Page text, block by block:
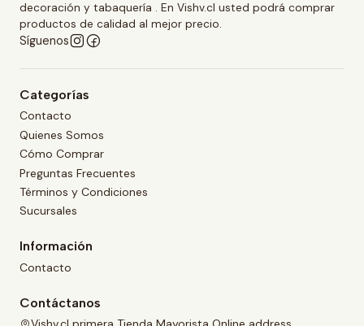
decoración y tabaquería . En Vishv.cl usted podrá comprar
productos de calidad al mejor precio.
Síguenos
Categorías
Contacto
Quienes Somos
Cómo Comprar
Preguntas Frecuentes
Términos y Condiciones
Sucursales
Información
Contacto
Contáctanos